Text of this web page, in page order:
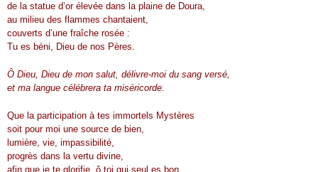
de la statue d’or élevée dans la plaine de Doura,
au milieu des flammes chantaient,
couverts d’une fraîche rosée :
Tu es béni, Dieu de nos Pères.
Ô Dieu, Dieu de mon salut, délivre-moi du sang versé,
et ma langue célébrera ta miséricorde.
Que la participation à tes immortels Mystères
soit pour moi une source de bien,
lumière, vie, impassibilité,
progrès dans la vertu divine,
afin que je te glorifie, ô toi qui seul es bon.